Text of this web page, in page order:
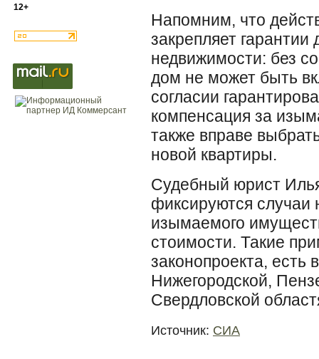
12+
Напомним, что
закрепляет гарантии
недвижимости: без
дом не может быть
согласии
компенсация за
также вправе
новой квартиры.
Судебный юрист
фиксируются случаи
изымаемого
стоимости. Такие
законопроекта, есть
Нижегородской,
Свердловской
Источник: СИА